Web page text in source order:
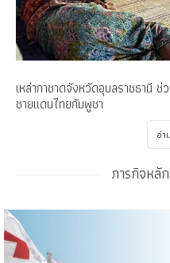
เหล่ากาชาดจังหวัดอุบลราชธานี
ชายแดนไทยกัมพูชา
อ่า
ภารกิจหลั